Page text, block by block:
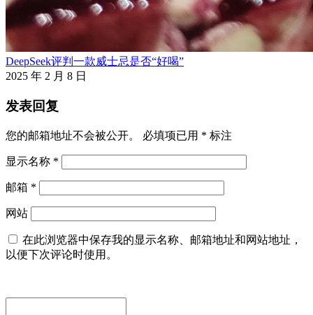
DeepSeek评判一款威士忌是否“好喝”
2025 年 2 月 8 日
发表回复
您的邮箱地址不会被公开。 必填项已用 * 标注
显示名称 *
邮箱 *
网站
在此浏览器中保存我的显示名称、邮箱地址和网站地址，
以便下次评论时使用。